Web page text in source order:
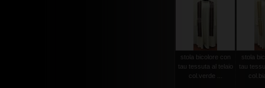
stola bicolore con
tau tessuta al telaio
col.verde ...
stola
tau